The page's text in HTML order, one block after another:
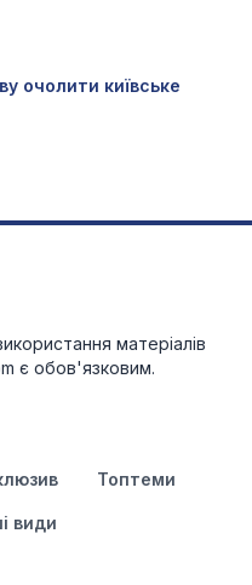
очолити київське
матеріалів
є обов'язковим.
Топтеми
види